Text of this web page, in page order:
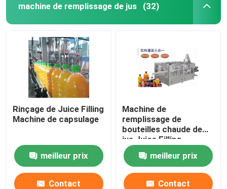
machine de remplissage de jus (32)
Rinçage de Juice Filling
Machine de capsulage
meilleur prix
Contact
Machine de
remplissage de
bouteilles chaude de
jus Juice Filling
Machine de machine
chaude de remplissage
à chaud de 12000BPH
meilleur prix
Contact